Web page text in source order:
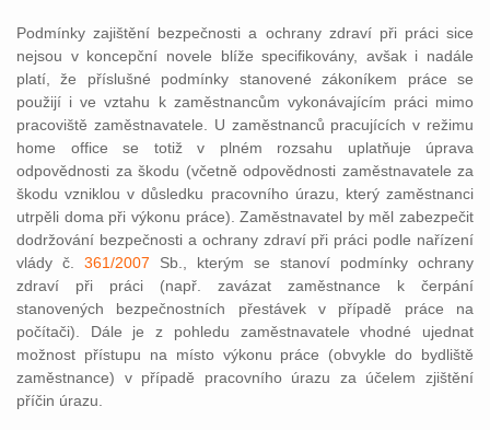
Podmínky zajištění bezpečnosti a ochrany zdraví při práci sice
nejsou v koncepční novele blíže specifikovány, avšak i nadále
platí, že příslušné podmínky stanovené zákoníkem práce se
použijí i ve vztahu k zaměstnancům vykonávajícím práci mimo
pracoviště zaměstnavatele. U zaměstnanců pracujících v režimu
home office se totiž v plném rozsahu uplatňuje úprava
odpovědnosti za škodu (včetně odpovědnosti zaměstnavatele za
škodu vzniklou v důsledku pracovního úrazu, který zaměstnanci
utrpěli doma při výkonu práce). Zaměstnavatel by měl zabezpečit
dodržování bezpečnosti a ochrany zdraví při práci podle nařízení
vlády č. 361/2007 Sb., kterým se stanoví podmínky ochrany
zdraví při práci (např. zavázat zaměstnance k čerpání
stanovených bezpečnostních přestávek v případě práce na
počítači). Dále je z pohledu zaměstnavatele vhodné ujednat
možnost přístupu na místo výkonu práce (obvykle do bydliště
zaměstnance) v případě pracovního úrazu za účelem zjištění
příčin úrazu.